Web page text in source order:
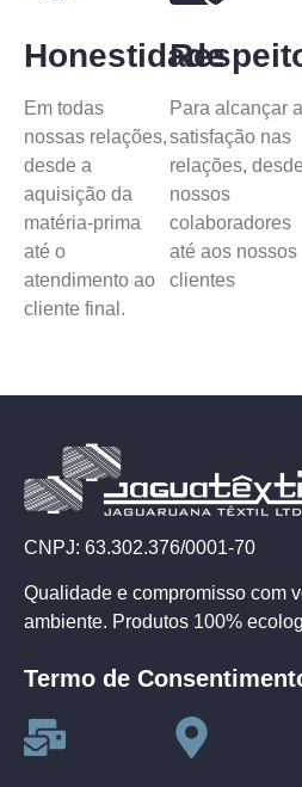
Honestidade
Em todas
nossas relações,
desde a
aquisição da
matéria-prima
até o
atendimento ao
cliente final.
Para alcançar a
satisfação nas
relações, desde
nossos
colaboradores
até aos nossos
clientes
CNPJ: 63.302.376/0001-70
Qualidade e compromisso com
ambiente. Produtos 100%
Termo de